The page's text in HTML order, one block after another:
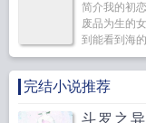
简介我的初
废品为生的
到能看到海
完结小说推荐
斗罗之